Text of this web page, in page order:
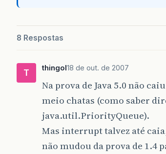
8 Respostas
T thingol18 de out. de 2007
Na prova de Java 5.0 não
meio chatas (como saber
java.util.PriorityQueue).
Mas interrupt talvez até
não mudou da prova de 1.4